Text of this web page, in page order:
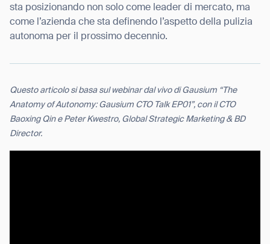
sta posizionando non solo come leader di mercato, ma
come l’azienda che sta definendo l’aspetto della pulizia
autonoma per il prossimo decennio.
Questo articolo si basa sul webinar dal vivo di Gausium “The
Anatomy of Autonomy: Gausium CTO Talk EP01”, con il CTO
Baoxing Qin e Peter Kwestro, Global Strategic Marketing & BD
Director.